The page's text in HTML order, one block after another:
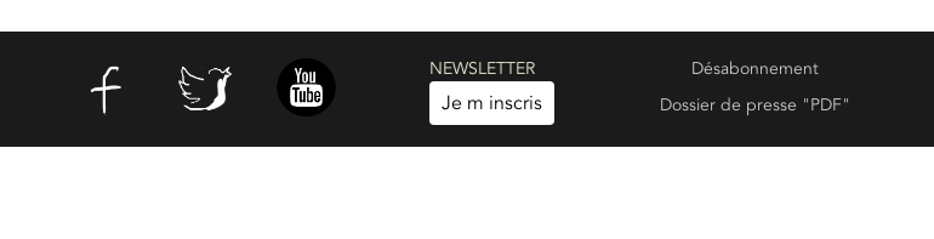
NEWSLETTER
Je m inscris
Désabonnement
Dossier de presse "PDF"